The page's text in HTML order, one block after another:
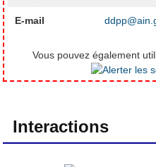
E-mail
Vous pouvez également
Interactions